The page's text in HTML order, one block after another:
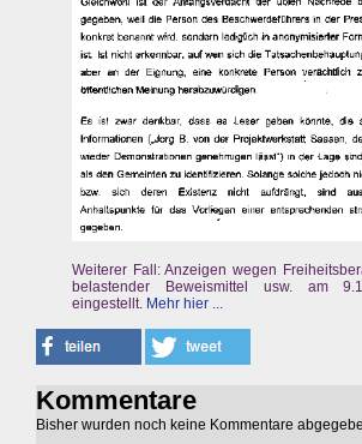
Weiterer Fall: Anzeigen wegen
belastender Beweismittel usw. am
eingestellt. Mehr hier ...
Kommentare
Bisher wurden noch keine Kommentare